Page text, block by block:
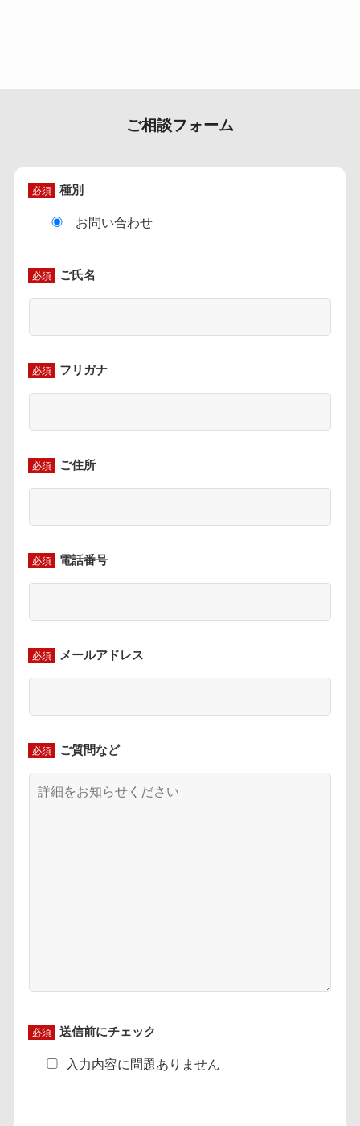
ご相談フォーム
必須 種別
お問い合わせ
必須 ご氏名
必須 フリガナ
必須 ご住所
必須 電話番号
必須 メールアドレス
必須 ご質問など
必須 送信前にチェック
入力内容に問題ありません